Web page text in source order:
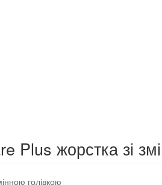
Plus жорстка зі
голівкою